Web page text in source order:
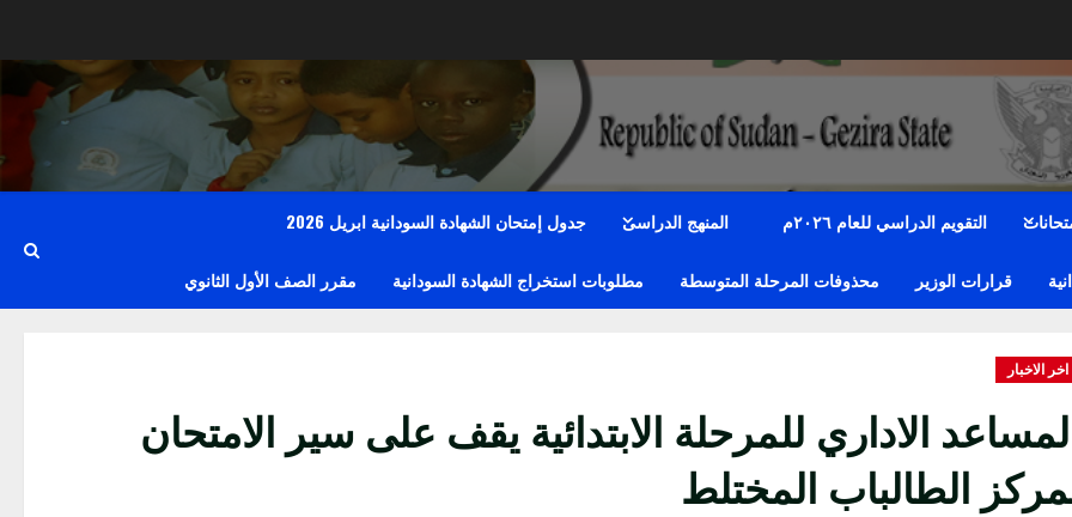
التقويم الدراسي للعام ٢٠٢٦م المنهج الدراسى جدول إمتحان الشهادة السودانية ابريل 2026
قرارات الوزير محذوفات المرحلة المتوسطة مطلوبات استخراج الشهادة السودانية مقرر الصف الأول الثانوي
اخر الاخبار
الاداري للمرحلة الابتدائية يقف على سير الامتحان
الطالباب المختلط